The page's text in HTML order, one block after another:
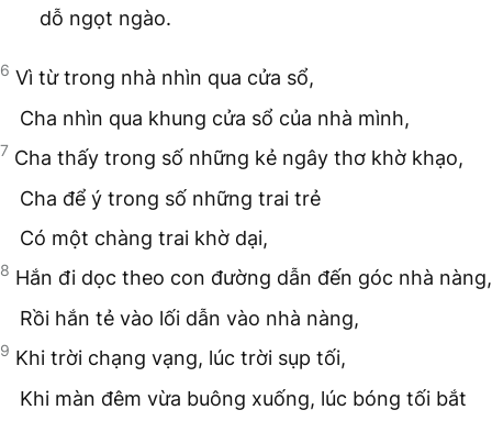
dỗ ngọt ngào.
6 Vì từ trong nhà nhìn qua cửa sổ,
Cha nhìn qua khung cửa sổ của nhà mình,
7 Cha thấy trong số những kẻ ngây thơ khờ khạo,
Cha để ý trong số những trai trẻ
Có một chàng trai khờ dại,
8 Hắn đi dọc theo con đường dẫn đến góc nhà nàng,
Rồi hắn tẻ vào lối dẫn vào nhà nàng,
9 Khi trời chạng vạng, lúc trời sụp tối,
Khi màn đêm vừa buông xuống, lúc bóng tối bắt